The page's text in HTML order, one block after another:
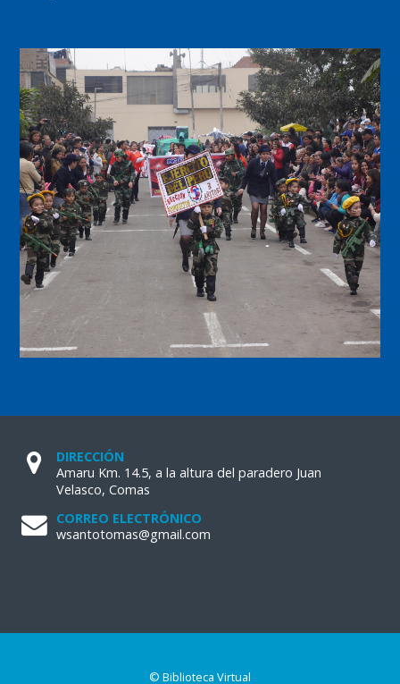
DIRECCIÓN
Amaru Km. 14.5, a la altura del paradero Juan
Velasco, Comas
CORREO ELECTRÓNICO
wsantotomas@gmail.com
© Biblioteca Virtual